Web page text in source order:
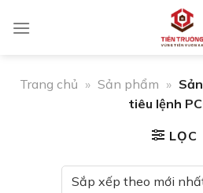
đến
Trang chủ » Sản phẩm »
tiêu lệnh
LỌC